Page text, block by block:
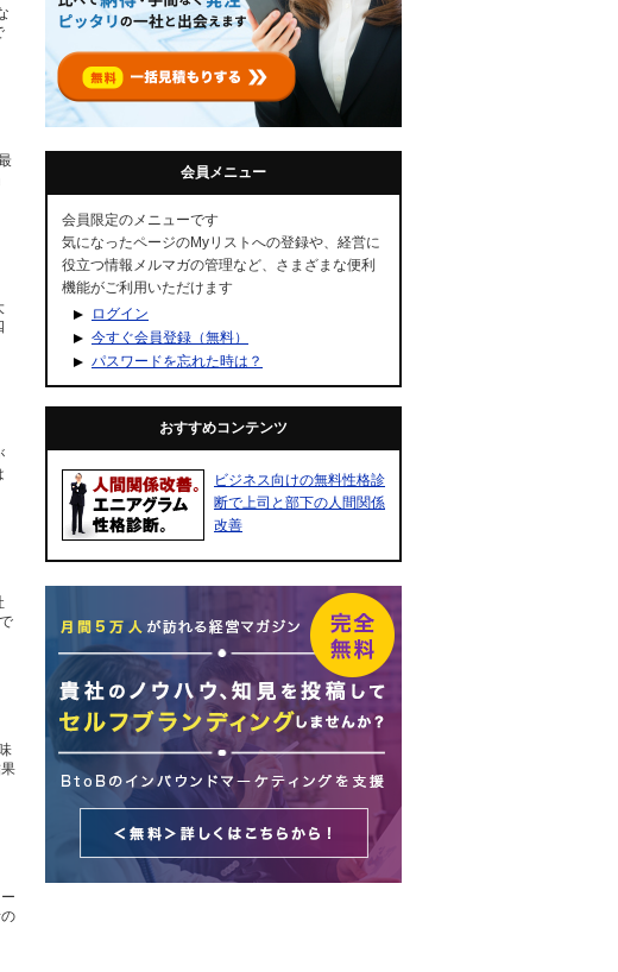
会員メニュー
会員限定のメニューです
気になったページのMyリストへの登録や、経営に
役立つ情報メルマガの管理など、さまざまな便利
機能がご利用いただけます
ログイン
今すぐ会員登録（無料）
パスワードを忘れた時は？
おすすめコンテンツ
ビジネス向けの無料性格診
断で上司と部下の人間関係
改善